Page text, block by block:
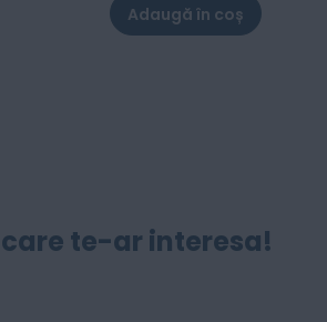
Adaugă în coș
te-ar interesa!